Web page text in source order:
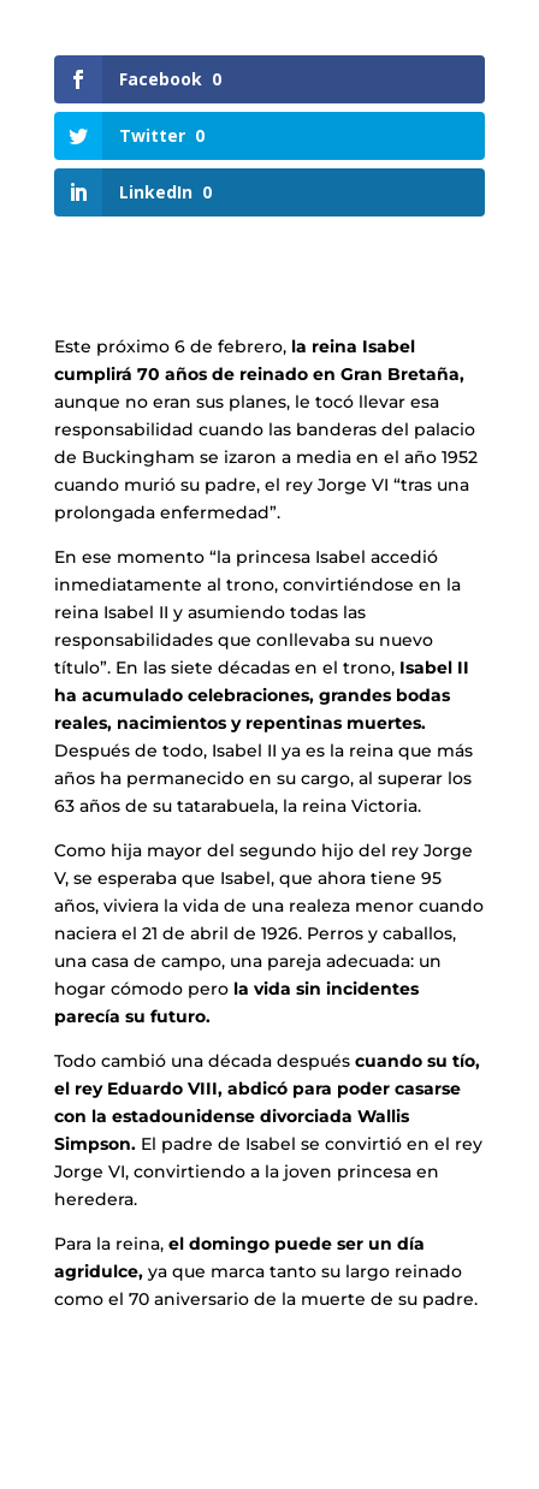
Facebook 0
Twitter 0
LinkedIn 0
Este próximo 6 de febrero, la reina Isabel
cumplirá 70 años de reinado en Gran Bretaña,
aunque no eran sus planes, le tocó llevar esa
responsabilidad cuando las banderas del palacio
de Buckingham se izaron a media en el año 1952
cuando murió su padre, el rey Jorge VI “tras una
prolongada enfermedad”.
En ese momento “la princesa Isabel accedió
inmediatamente al trono, convirtiéndose en la
reina Isabel II y asumiendo todas las
responsabilidades que conllevaba su nuevo
título”. En las siete décadas en el trono, Isabel II
ha acumulado celebraciones, grandes bodas
reales, nacimientos y repentinas muertes.
Después de todo, Isabel II ya es la reina que más
años ha permanecido en su cargo, al superar los
63 años de su tatarabuela, la reina Victoria.
Como hija mayor del segundo hijo del rey Jorge
V, se esperaba que Isabel, que ahora tiene 95
años, viviera la vida de una realeza menor cuando
naciera el 21 de abril de 1926. Perros y caballos,
una casa de campo, una pareja adecuada: un
hogar cómodo perola vida sin incidentes
parecía su futuro.
Todo cambió una década después cuando su tío,
el rey Eduardo VIII, abdicó para poder casarse
con la estadounidense divorciada Wallis
Simpson.El padre de Isabel se convirtió en el rey
Jorge VI, convirtiendo a la joven princesa en
heredera.
Para la reina, el domingo puede ser un día
agridulce,ya que marca tanto su largo reinado
como el 70 aniversario de la muerte de su padre.